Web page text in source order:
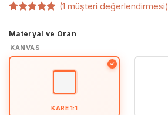
1
müşteri
puanına
dayanarak
5 üzerinden
5puan aldı
(1 müşteri değerlendirmesi)
Materyal ve Oran
KANVAS
KARE 1:1
✓